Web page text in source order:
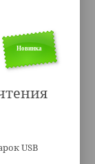
Новинка
USB